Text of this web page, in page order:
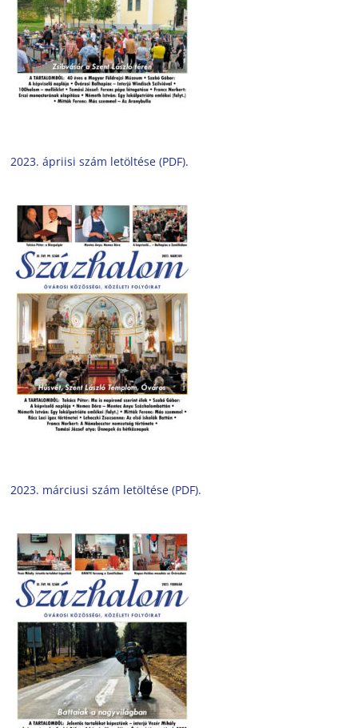
2023. ápriisi szám letöltése (PDF).
2023. márciusi szám letöltése (PDF).